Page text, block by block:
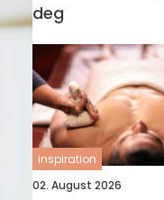
deg
inspiration
02. August 2026